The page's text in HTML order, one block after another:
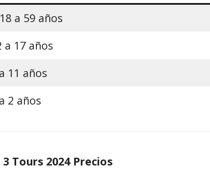
a 59 años
a 17 años
11 años
2 años
Tours 2024 Precios